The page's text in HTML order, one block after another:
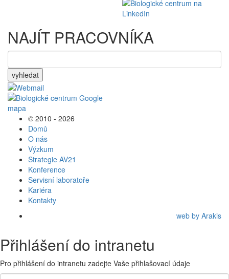
NAJÍT PRACOVNÍKA
vyhledat
© 2010 - 2026
Domů
O nás
Výzkum
Strategie AV21
Konference
Servisní laboratoře
Kariéra
Kontakty
web by Arakis
Přihlášení do intranetu
Pro přihlášení do intranetu zadejte Vaše přihlašovací údaje